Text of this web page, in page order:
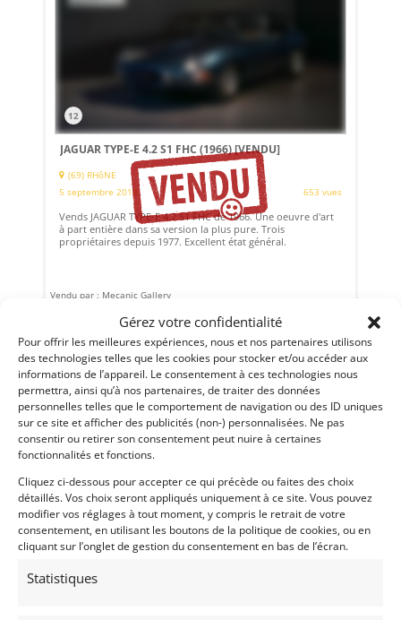
Gérez votre confidentialité
Pour offrir les meilleures expériences, nous et nos partenaires utilisons
des technologies telles que les cookies pour stocker et/ou accéder aux
informations de l’appareil. Le consentement à ces technologies nous
permettra, ainsi qu’à nos partenaires, de traiter des données
personnelles telles que le comportement de navigation ou des ID uniques
sur ce site et afficher des publicités (non-) personnalisées. Ne pas
consentir ou retirer son consentement peut nuire à certaines
fonctionnalités et fonctions.
Cliquez ci-dessous pour accepter ce qui précède ou faites des choix
détaillés. Vos choix seront appliqués uniquement à ce site. Vous pouvez
modifier vos réglages à tout moment, y compris le retrait de votre
consentement, en utilisant les boutons de la politique de cookies, ou en
cliquant sur l’onglet de gestion du consentement en bas de l’écran.
Statistiques
12
JAGUAR TYPE-E 4.2 S1 FHC (1966)[VENDU]
(69) RHôNE
5 septembre 2018
653 vues
Vends JAGUAR TYPE-E 4.2 S1 FHC de 1966. Une oeuvre d'art
à part entière dans sa version la plus pure. Trois
propriétaires depuis 1977. Excellent état général.
Vendu par : Mecanic Gallery
10
PORSCHE 914/6 (1970)[VENDU]
MONACO (MONACO)